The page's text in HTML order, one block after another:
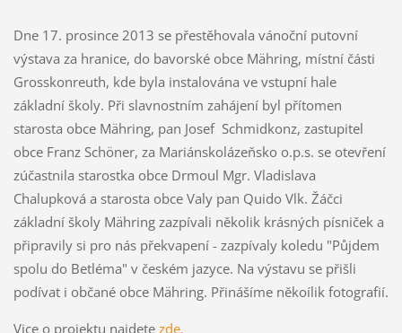
Dne 17. prosince 2013 se přestěhovala vánoční putovní
výstava za hranice, do bavorské obce Mähring, místní části
Grosskonreuth, kde byla instalována ve vstupní hale
základní školy. Při slavnostním zahájení byl přítomen
starosta obce Mähring, pan Josef Schmidkonz, zastupitel
obce Franz Schöner, za Mariánskolázeňsko o.p.s. se otevření
zúčastnila starostka obce Drmoul Mgr. Vladislava
Chalupková a starosta obce Valy pan Quido Vlk. Žáčci
základní školy Mähring zazpívali několik krásných písniček a
připravily si pro nás překvapení - zazpívaly koledu "Půjdem
spolu do Betléma" v českém jazyce. Na výstavu se přišli
podívat i občané obce Mähring. Přinášíme někoílik fotografií.
Vice o projektu najdete zde.